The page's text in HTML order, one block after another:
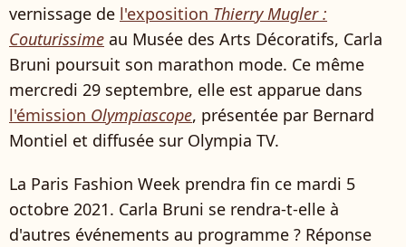
vernissage de l'exposition Thierry Mugler :
Couturissime au Musée des Arts Décoratifs, Carla
Bruni poursuit son marathon mode. Ce même
mercredi 29 septembre, elle est apparue dans
l'émission Olympiascope, présentée par Bernard
Montiel et diffusée sur Olympia TV.
La Paris Fashion Week prendra fin ce mardi 5
octobre 2021. Carla Bruni se rendra-t-elle à
d'autres événements au programme ? Réponse